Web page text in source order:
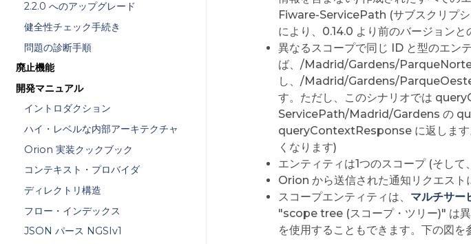
2.2.0 へのアップグレード
健全性チェック手続き
問題の診断手順
廃止機能
開発マニュアル
イントロダクション
ハイ・レベルな内部アーキテクチャ
Orion 実装クックブック
コンテキスト・プロバイダ
ディレクトリ構造
フロー・インデックス
JSON パース NGSIv1
Fiware-ServicePath (サブスクリプシ
により、0.14.0 より前のバージョン
異なるスコープで同じ ID と型のエン
ば、/Madrid/Gardens/
し、/Madrid/Gardens/ParqueOeste
す。ただし、このシナリオでは
ServicePath/Madrid/Gardens の
queryContextResponse に返します
くなります)
エンティティは1つのスコープ (そして
Orion から送信された通知リクエス
スコープエンティティは、 マルチサー
"scope tree (スコープ・ツリー)" は
を使用することもできます。下の図を